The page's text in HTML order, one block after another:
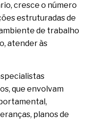
cresce o número
estruturadas de
de trabalho
atender às
que envolvam
planos de